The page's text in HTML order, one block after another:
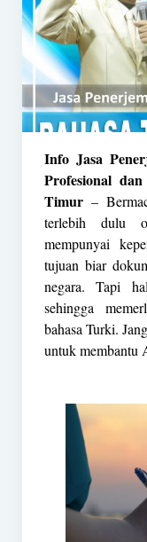
Info Jasa
Profesional
Timur–
terlebih dulu
mempunyai
tujuan biar
negara. Tapi
sehingga
bahasa Turki.
untuk membantu